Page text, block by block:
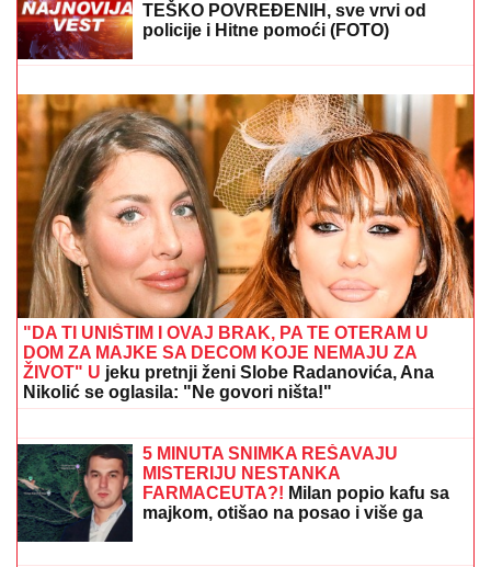
NOVAK ĐOKOVIĆ REAGOVAO ZBOG SLIKE BIVŠEG
MUŽA DRAGANE MIRKOVIĆToni Bijelić se pohvalio!
Potez slavnog tenisera iznenadio sve - o ovome se i
dalje priča
"TO JE VELIKA IZJAVA" Tramp otkrio
šta bi moglo da promeni istoriju SAD
Roditelji su mu ugovorili brak sa
drugom ženom, a on oženio bivšu
svog prijatelja: Ljubavna priča slavnog
zna detalje